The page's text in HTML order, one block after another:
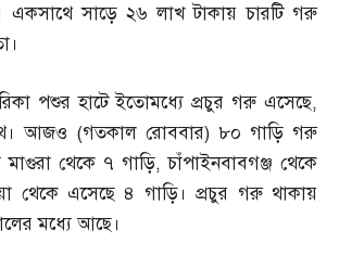
একসাথে সাড়ে ২৬ লাখ টাকায় চারটি গরু
পশুর হাটে ইতোমধ্যে প্রচুর গরু এসেছে,
আজও (গতকাল রোববার) ৮০ গাড়ি গরু
থেকে ৭ গাড়ি,চাঁপাইনবাবগঞ্জ থেকে
থেকে এসেছে ৪ গাড়ি। প্রচুর গরু থাকায়
মধ্যে আছে।